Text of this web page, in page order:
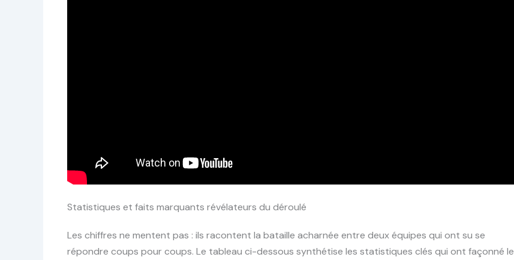
Statistiques et faits marquants révélateurs du déroulé
Les chiffres ne mentent pas : ils racontent la bataille acharnée entre deux équipes qui ont su se
répondre coups pour coups. Le tableau ci-dessous synthétise les statistiques clés qui ont façonné le